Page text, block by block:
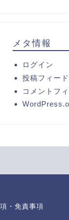
メタ情報
ログイン
投稿フィード
コメントフ
・免責事項